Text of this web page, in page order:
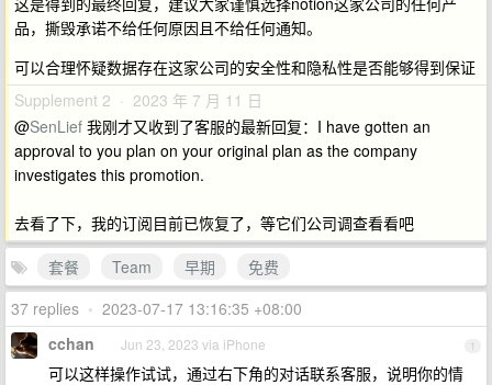
品，撕毁承诺不给任何原因且不给任何通知。
可以合理怀疑数据存在这家公司的安全性和隐私性是否能够得到保证
Supplement 2 · 2023 年 7 月 11 日
@SenLief 我刚才又收到了客服的最新回复：I have gotten an
approval to you plan on your original plan as the company
investigates this promotion.
去看了下，我的订阅目前已恢复了，等它们公司调查看看吧
套餐
Team 早期
免费
37 replies • 2023-07-17 13:16:35 +08:00
1
cchan Jun 23, 2023 via iPhone
可以这样操作试试，通过右下角的对话联系客服，说明你的情